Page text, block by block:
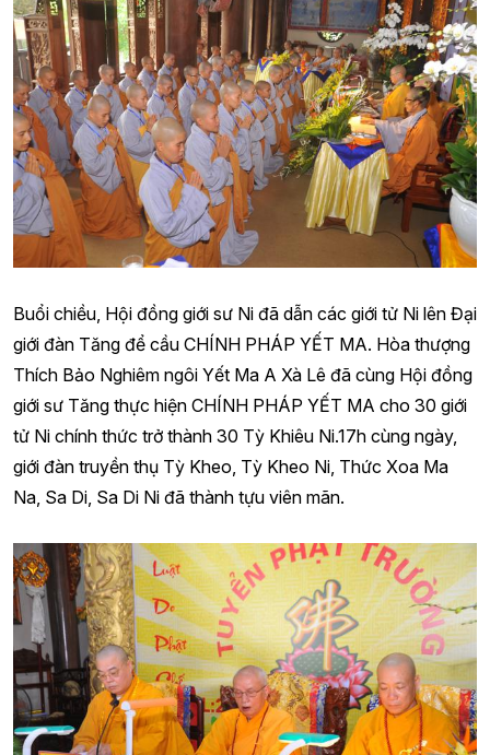
Buổi chiều, Hội đồng giới sư Ni đã dẫn các giới tử Ni lên Đại
giới đàn Tăng để cầu CHÍNH PHÁP YẾT MA. Hòa thượng
Thích Bảo Nghiêm ngôi Yết Ma A Xà Lê đã cùng Hội đồng
giới sư Tăng thực hiện CHÍNH PHÁP YẾT MA cho 30 giới
tử Ni chính thức trở thành 30 Tỳ Khiêu Ni.17h cùng ngày,
giới đàn truyền thụ Tỳ Kheo, Tỳ Kheo Ni, Thức Xoa Ma
Na, Sa Di, Sa Di Ni đã thành tựu viên mãn.